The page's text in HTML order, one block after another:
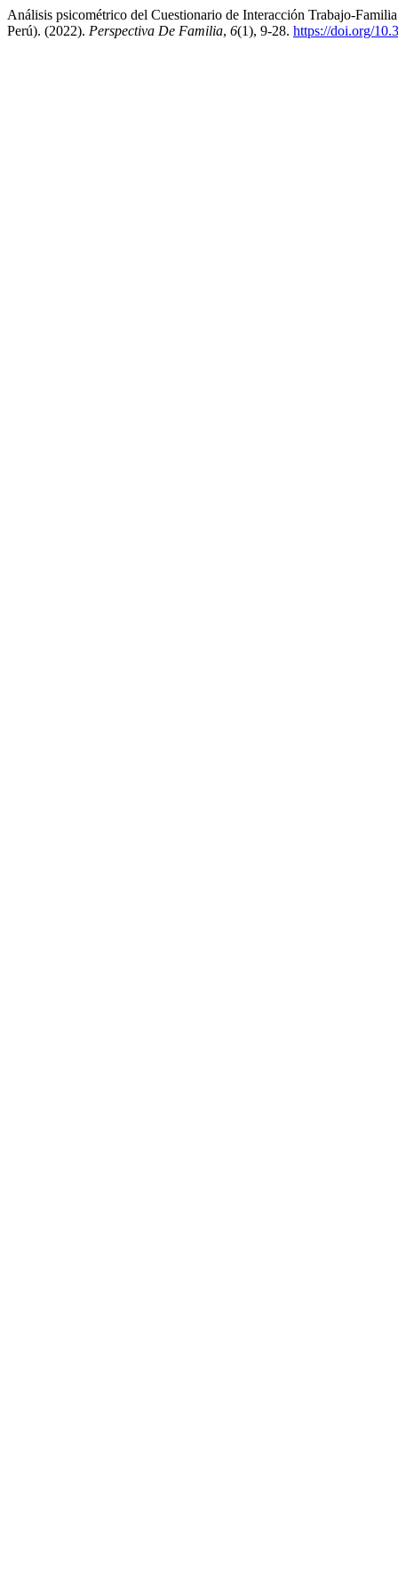
Análisis psicométrico del Cuestionario de Interacción Trabajo-
Perú). (2022). Perspectiva De Familia, 6(1), 9-28. https://doi.org/